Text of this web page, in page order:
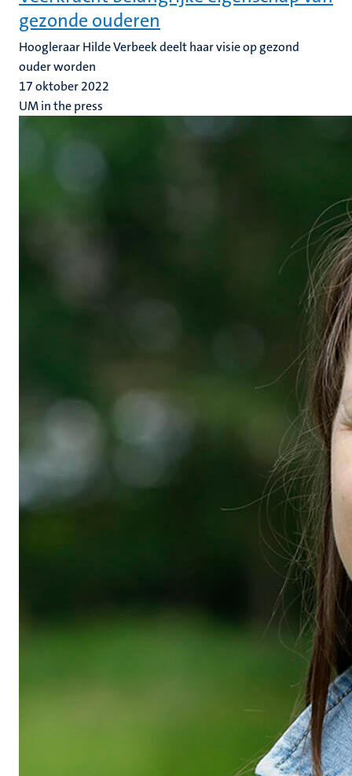
gezonde ouderen
Hoogleraar Hilde Verbeek deelt haar visie op gezond
ouder worden
17 oktober 2022
UM in the press